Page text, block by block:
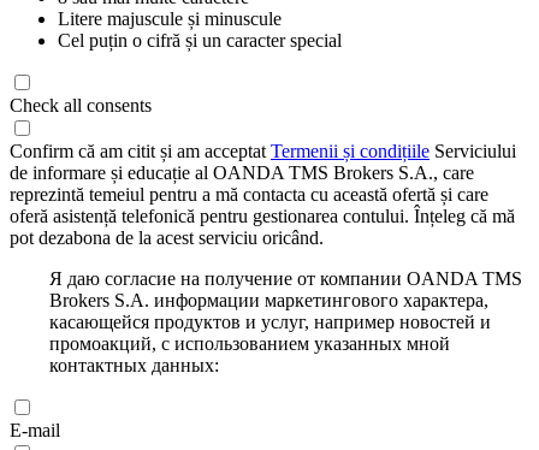
Litere majuscule și minuscule
Cel puțin o cifră și un caracter special
Check all consents
Confirm că am citit și am acceptat Termenii și condițiile Serviciului
de informare și educație al OANDA TMS Brokers S.A., care
reprezintă temeiul pentru a mă contacta cu această ofertă și care
oferă asistență telefonică pentru gestionarea contului. Înțeleg că mă
pot dezabona de la acest serviciu oricând.
Я даю согласие на получение от компании OANDA TMS
Brokers S.A. информации маркетингового характера,
касающейся продуктов и услуг, например новостей и
промоакций, с использованием указанных мной
контактных данных:
E-mail